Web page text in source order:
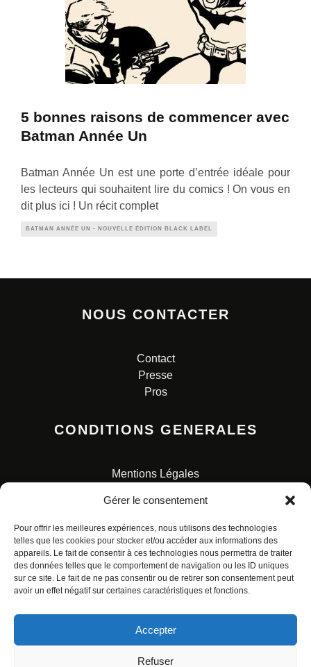
Gérer le consentement
Pour offrir les meilleures expériences, nous utilisons des technologies
telles que les cookies pour stocker et/ou accéder aux informations des
appareils. Le fait de consentir à ces technologies nous permettra de traiter
des données telles que le comportement de navigation ou les ID uniques
sur ce site. Le fait de ne pas consentir ou de retirer son consentement peut
avoir un effet négatif sur certaines caractéristiques et fonctions.
Accepter
Refuser
5 bonnes raisons de commencer avec
Batman Année Un
Batman Année Un est une porte d’entrée idéale pour
les lecteurs qui souhaitent lire du comics ! On vous en
dit plus ici ! Un récit complet
BATMAN ANNÉE UN - NOUVELLE ÉDITION BLACK LABEL
NOUS CONTACTER
Contact
Presse
Pros
CONDITIONS GENERALES
Mentions Légales
Charte pour la protection des données personnelles
© ALL RIGHTS RESERVED. URBAN COMICS POUR LES